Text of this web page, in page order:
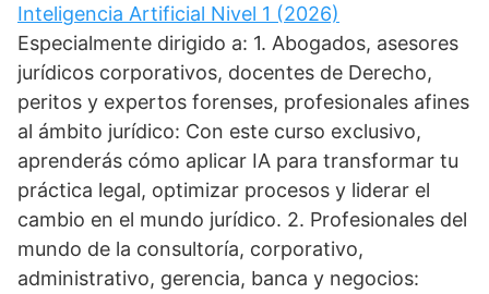
Inteligencia Artificial Nivel 1 (2026)
Especialmente dirigido a: 1. Abogados, asesores
jurídicos corporativos, docentes de Derecho,
peritos y expertos forenses, profesionales afines
al ámbito jurídico: Con este curso exclusivo,
aprenderás cómo aplicar IA para transformar tu
práctica legal, optimizar procesos y liderar el
cambio en el mundo jurídico. 2. Profesionales del
mundo de la consultoría, corporativo,
administrativo, gerencia, banca y negocios: